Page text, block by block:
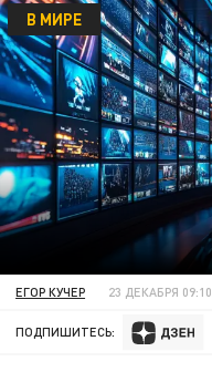
В МИРЕ
ЕГОР КУЧЕР 23 ДЕКАБРЯ 09:10
ПОДПИШИТЕСЬ: